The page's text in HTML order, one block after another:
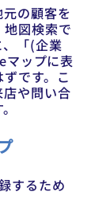
の顧客を
図検索で
「(企業
マップに表
です。こ
や問い合
するため